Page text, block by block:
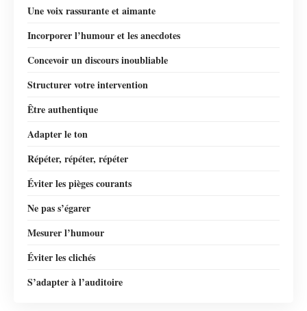
Une voix rassurante et aimante
Incorporer l’humour et les anecdotes
Concevoir un discours inoubliable
Structurer votre intervention
Être authentique
Adapter le ton
Répéter, répéter, répéter
Éviter les pièges courants
Ne pas s’égarer
Mesurer l’humour
Éviter les clichés
S’adapter à l’auditoire